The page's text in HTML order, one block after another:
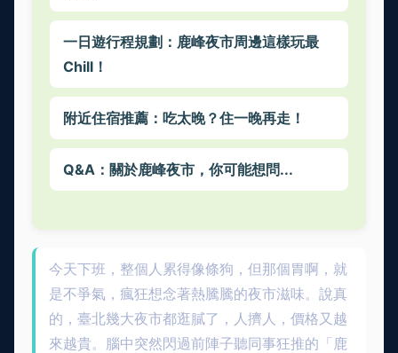
一日遊行程規劃：鹿峰夜市周邊這樣玩最
Chill！
附近住宿推薦：吃太晚？住一晚再走！
Q&A：關於鹿峰夜市，你可能想問...
今天下班，整個人累得像條狗，但那個胃啊，就
是不爭氣，瘋狂想念著熱騰騰的夜市滋味。說真
的，臺北幾大夜市都逛膩了，人擠人，價格又越
來越貴。腦中突然閃過前陣子聽同事狂推的「鹿